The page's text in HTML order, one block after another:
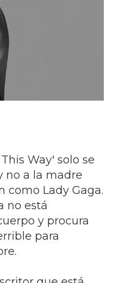
Way' solo se
no a la madre
como Lady Gaga.
no está
y procura
para